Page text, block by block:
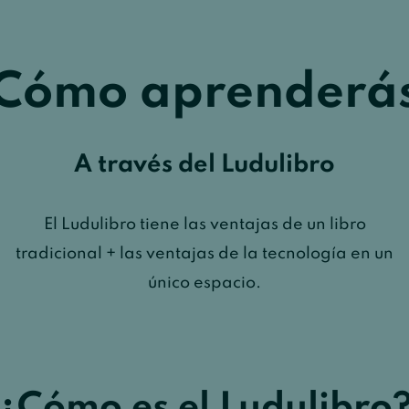
A través del Ludulibro
El Ludulibro tiene las ventajas de un libro
tradicional + las ventajas de la tecnología en un
único espacio.